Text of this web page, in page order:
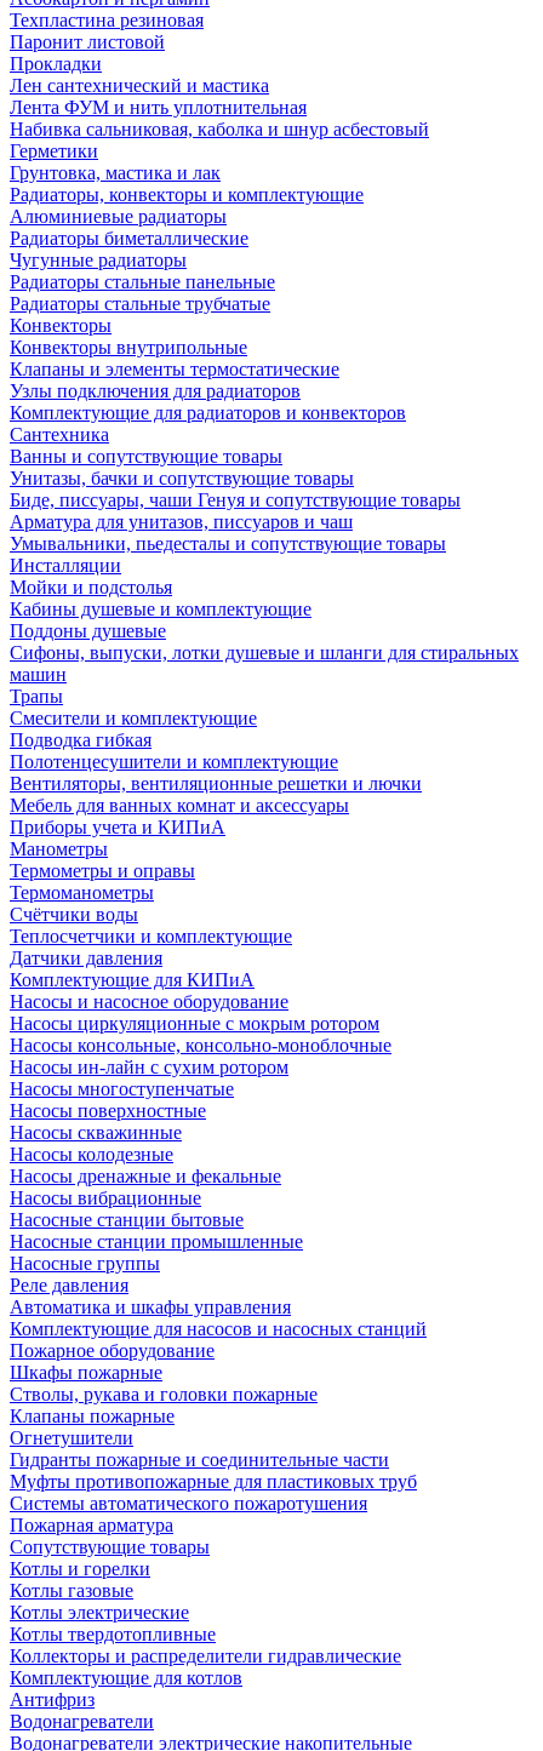
Техпластина резиновая
Паронит листовой
Прокладки
Лен сантехнический и мастика
Лента ФУМ и нить уплотнительная
Набивка сальниковая, каболка и шнур асбестовый
Герметики
Грунтовка, мастика и лак
Радиаторы, конвекторы и комплектующие
Алюминиевые радиаторы
Радиаторы биметаллические
Чугунные радиаторы
Радиаторы стальные панельные
Радиаторы стальные трубчатые
Конвекторы
Конвекторы внутрипольные
Клапаны и элементы термостатические
Узлы подключения для радиаторов
Комплектующие для радиаторов и конвекторов
Сантехника
Ванны и сопутствующие товары
Унитазы, бачки и сопутствующие товары
Биде, писсуары, чаши Генуя и сопутствующие товары
Арматура для унитазов, писсуаров и чаш
Умывальники, пьедесталы и сопутствующие товары
Инсталляции
Мойки и подстолья
Кабины душевые и комплектующие
Поддоны душевые
Сифоны, выпуски, лотки душевые и шланги для стиральных
машин
Трапы
Смесители и комплектующие
Подводка гибкая
Полотенцесушители и комплектующие
Вентиляторы, вентиляционные решетки и лючки
Мебель для ванных комнат и аксессуары
Приборы учета и КИПиА
Манометры
Термометры и оправы
Термоманометры
Счётчики воды
Теплосчетчики и комплектующие
Датчики давления
Комплектующие для КИПиА
Насосы и насосное оборудование
Насосы циркуляционные с мокрым ротором
Насосы консольные, консольно-моноблочные
Насосы ин-лайн с сухим ротором
Насосы многоступенчатые
Насосы поверхностные
Насосы скважинные
Насосы колодезные
Насосы дренажные и фекальные
Насосы вибрационные
Насосные станции бытовые
Насосные станции промышленные
Насосные группы
Реле давления
Автоматика и шкафы управления
Комплектующие для насосов и насосных станций
Пожарное оборудование
Шкафы пожарные
Стволы, рукава и головки пожарные
Клапаны пожарные
Огнетушители
Гидранты пожарные и соединительные части
Муфты противопожарные для пластиковых труб
Системы автоматического пожаротушения
Пожарная арматура
Сопутствующие товары
Котлы и горелки
Котлы газовые
Котлы электрические
Котлы твердотопливные
Коллекторы и распределители гидравлические
Комплектующие для котлов
Антифриз
Водонагреватели
Водонагреватели электрические накопительные